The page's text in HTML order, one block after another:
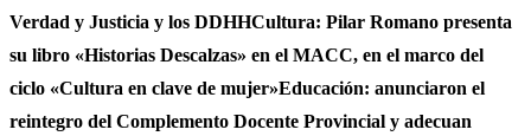
Verdad y Justicia y los DDHHCultura: Pilar Romano presenta
su libro «Historias Descalzas» en el MACC, en el marco del
ciclo «Cultura en clave de mujer»Educación: anunciaron el
reintegro del Complemento Docente Provincial y adecuan